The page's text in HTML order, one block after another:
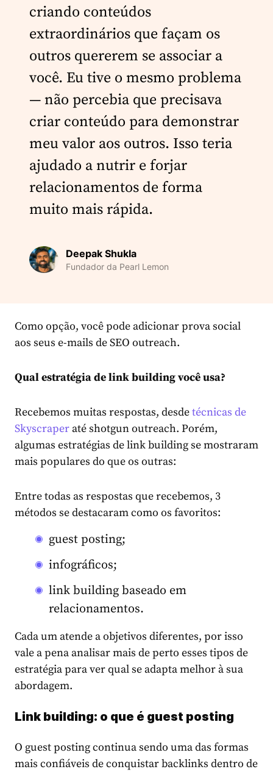
criando conteúdos
extraordinários que façam os
outros quererem se associar a
você. Eu tive o mesmo problema
— não percebia que precisava
criar conteúdo para demonstrar
meu valor aos outros. Isso teria
ajudado a nutrir e forjar
relacionamentos de forma
muito mais rápida.
Deepak Shukla
Fundador da Pearl Lemon
Como opção, você pode adicionar prova social
aos seus e-mails de SEO outreach.
Qual estratégia delink buildingvocê usa?
Recebemos muitas respostas, desdetécnicas de
Skyscraper até shotgun outreach. Porém,
algumas estratégias de link building se mostraram
mais populares do que os outras:
Entre todas as respostas que recebemos, 3
métodos se destacaram como os favoritos:
guest posting;
infográficos;
link building baseado em
relacionamentos.
Cada um atende a objetivos diferentes, por isso
vale a pena analisar mais de perto esses tipos de
estratégia para ver qual se adapta melhor à sua
abordagem.
Link building: o que é guest posting
O guest posting continua sendo uma das formas
mais confiáveis de conquistar backlinks dentro de